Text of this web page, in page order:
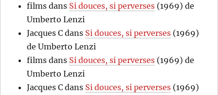
films dans Si douces, si perverses (1969) de
Umberto Lenzi
Jacques C dans Si douces, si perverses (1969)
de Umberto Lenzi
films dans Si douces, si perverses (1969) de
Umberto Lenzi
Jacques C dans Si douces, si perverses (1969)